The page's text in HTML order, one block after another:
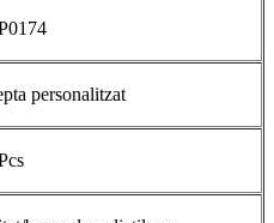
personalitzat